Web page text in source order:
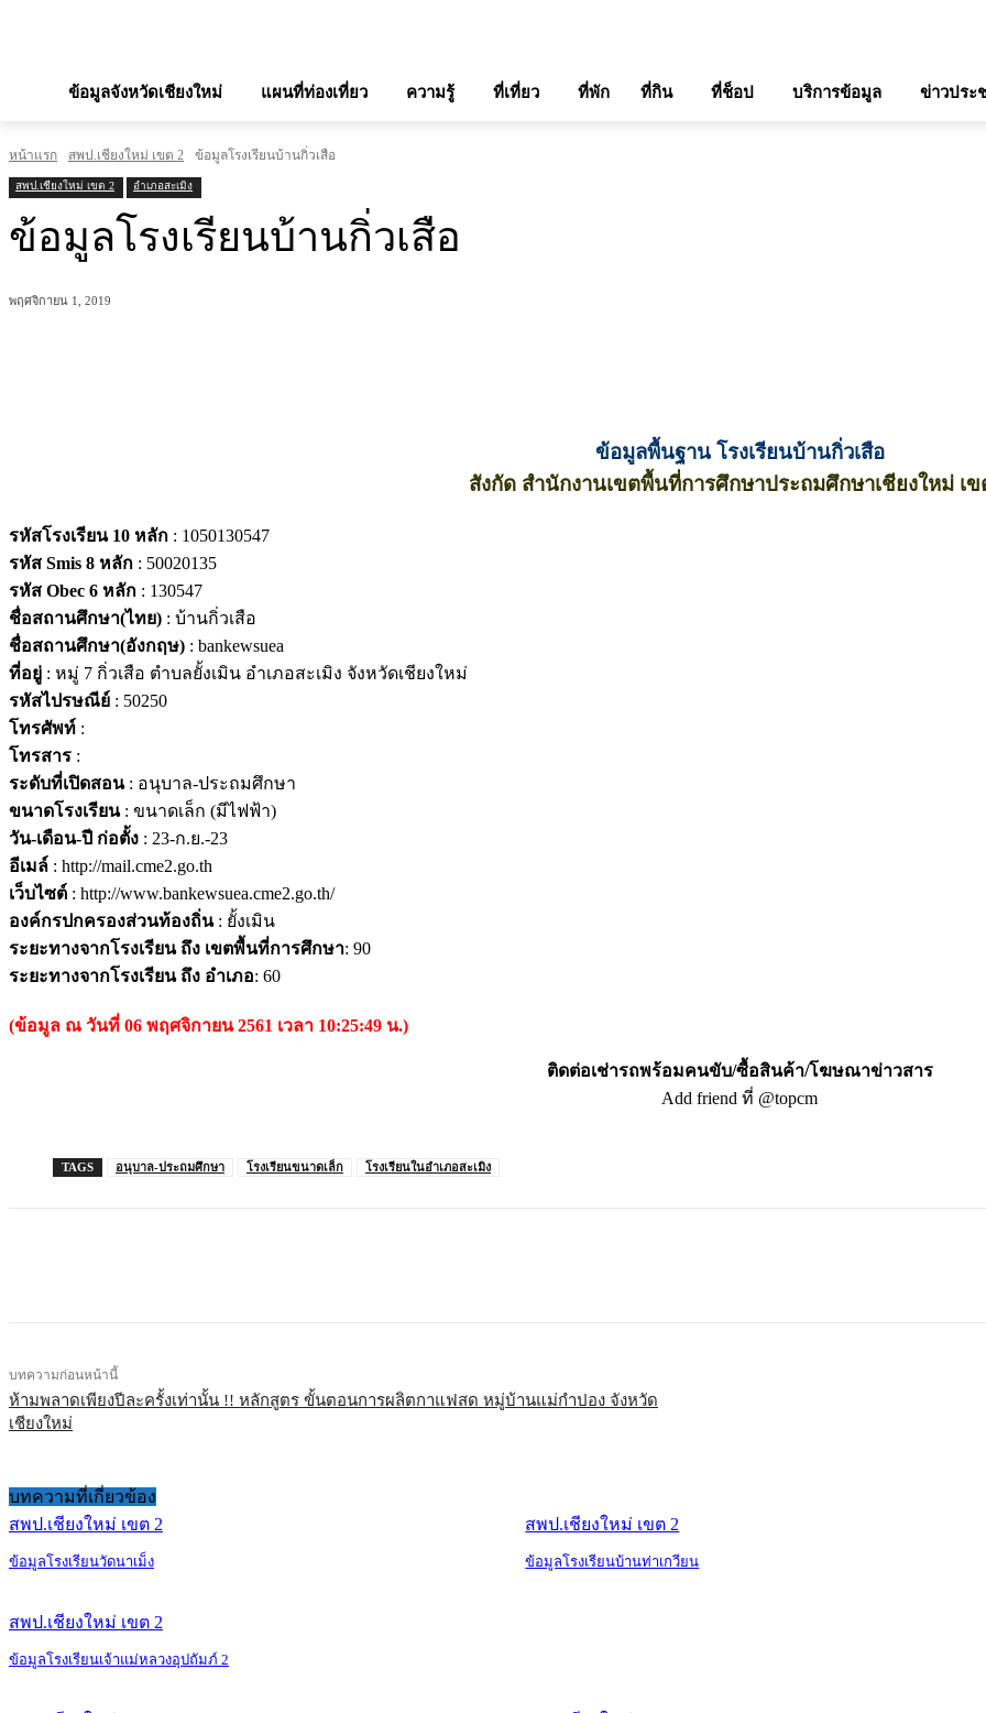
ข้อมูลจังหวัดเชียงใหม่ แผนที่ท่องเที่ยว ความรู้ ที่เที่ยว ที่พัก ที่กิน ที่ช็อป บริการข้อมูล ข่าวประ
หน้าแรก สพป.เชียงใหม่ เขต 2 ข้อมูลโรงเรียนบ้านกิ่วเสือ
สพป.เชียงใหม่ เขต 2 อำเภอสะเมิง
ข้อมูลโรงเรียนบ้านกิ่วเสือ
พฤศจิกายน 1, 2019
ข้อมูลพื้นฐาน โรงเรียนบ้านกิ่วเสือ
สังกัด สำนักงานเขตพื้นที่การศึกษาประถมศึกษาเชียงใหม่ เข
รหัสโรงเรียน 10 หลัก : 1050130547
รหัส Smis 8 หลัก : 50020135
รหัส Obec 6 หลัก : 130547
ชื่อสถานศึกษา(ไทย) : บ้านกิ่วเสือ
ชื่อสถานศึกษา(อังกฤษ) : bankewsuea
ที่อยู่ : หมู่ 7 กิ่วเสือ ตำบลยั้งเมิน อำเภอสะเมิง จังหวัดเชียงใหม่
รหัสไปรษณีย์ : 50250
โทรศัพท์ :
โทรสาร :
ระดับที่เปิดสอน: อนุบาล-ประถมศึกษา
ขนาดโรงเรียน: ขนาดเล็ก (มีไฟฟ้า)
วัน-เดือน-ปี ก่อตั้ง : 23-ก.ย.-23
อีเมล์ : http://mail.cme2.go.th
เว็บไซต์ : http://www.bankewsuea.cme2.go.th/
องค์กรปกครองส่วนท้องถิ่น: ยั้งเมิน
ระยะทางจากโรงเรียน ถึง เขตพื้นที่การศึกษา: 90
ระยะทางจากโรงเรียน ถึง อำเภอ: 60
(ข้อมูล ณ วันที่ 06 พฤศจิกายน 2561 เวลา 10:25:49 น.)
ติดต่อเช่ารถพร้อมคนขับ/ซื้อสินค้า/โฆษณาข่าวสาร
Add friend ที่ @topcm
TAGS อนุบาล-ประถมศึกษา โรงเรียนขนาดเล็ก โรงเรียนในอำเภอสะเมิง
บทความก่อนหน้านี้
ห้ามพลาดเพียงปีละครั้งเท่านั้น !! หลักสูตร ขั้นตอนการผลิตกาแฟสด หมู่บ้านแม่กำปอง จังหวัด
เชียงใหม่
บทความที่เกี่ยวข้อง
สพป.เชียงใหม่ เขต 2
ข้อมูลโรงเรียนวัดนาเม็ง
สพป.เชียงใหม่ เขต 2
ข้อมูลโรงเรียนบ้านท่าเกวียน
สพป.เชียงใหม่ เขต 2
ข้อมูลโรงเรียนเจ้าแม่หลวงอุปถัมภ์ 2